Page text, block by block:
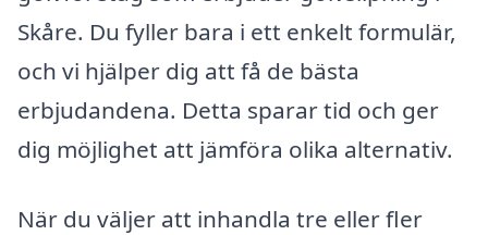
Skåre. Du fyller bara i ett enkelt formulär,
och vi hjälper dig att få de bästa
erbjudandena. Detta sparar tid och ger
dig möjlighet att jämföra olika alternativ.
När du väljer att inhandla tre eller fler